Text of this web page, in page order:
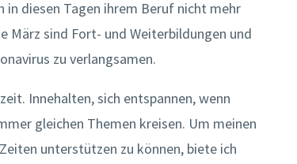
in diesen Tagen ihrem Beruf nicht mehr
März sind Fort- und Weiterbildungen und
zu verlangsamen.
Innehalten, sich entspannen, wenn
gleichen Themen kreisen. Um meinen
unterstützen zu können, biete ich